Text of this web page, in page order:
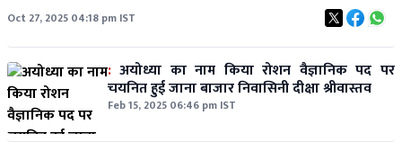
Oct 27, 2025 04:18 pm IST
: अयोध्या का नाम किया रोशन वैज्ञानिक पद पर
चयनित हुई जाना बाजार निवासिनी दीक्षा श्रीवास्तव
Feb 15, 2025 06:46 pm IST